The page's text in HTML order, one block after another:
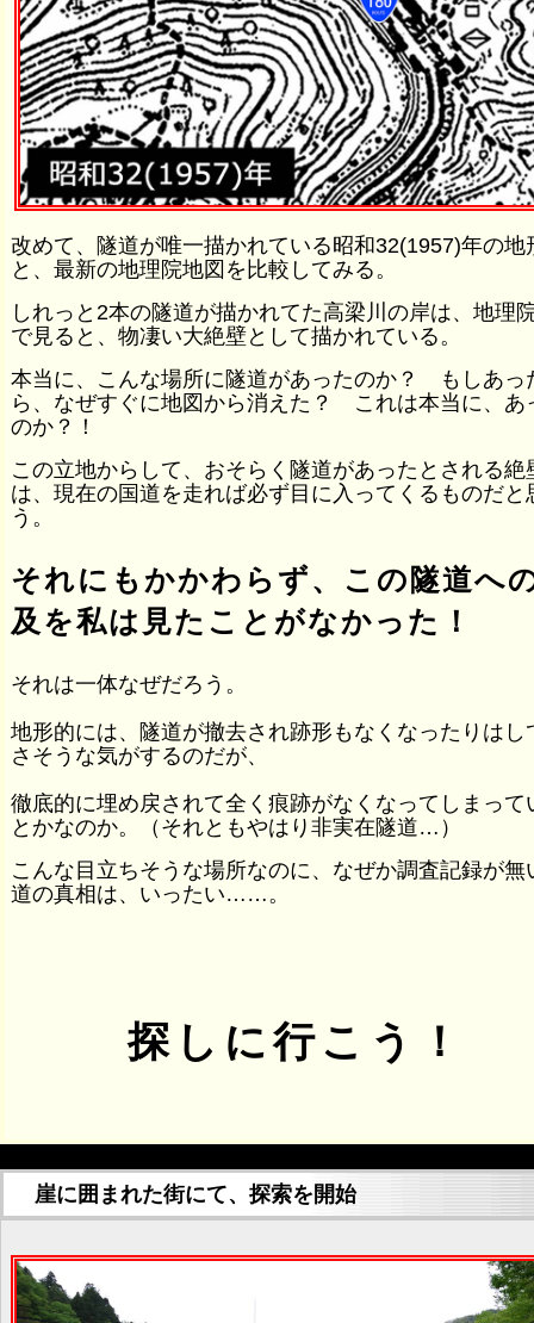
改めて、隧道が唯一描かれている昭和32(1957)年の地
と、最新の地理院地図を比較してみる。
しれっと2本の隧道が描かれてた高梁川の岸は、地理
で見ると、物凄い大絶壁として描かれている。
本当に、こんな場所に隧道があったのか？ もしあっ
ら、なぜすぐに地図から消えた？ これは本当に、あ
のか？！
この立地からして、おそらく隧道があったとされる絶
は、現在の国道を走れば必ず目に入ってくるものだと
う。
それにもかかわらず、この隧道へ
及を私は見たことがなかった！
それは一体なぜだろう。
地形的には、隧道が撤去され跡形もなくなったりはし
さそうな気がするのだが、
徹底的に埋め戻されて全く痕跡がなくなってしまって
とかなのか。（それともやはり非実在隧道…）
こんな目立ちそうな場所なのに、なぜか調査記録が無
道の真相は、いったい……。
探しに行こう！
崖に囲まれた街にて、探索を開始